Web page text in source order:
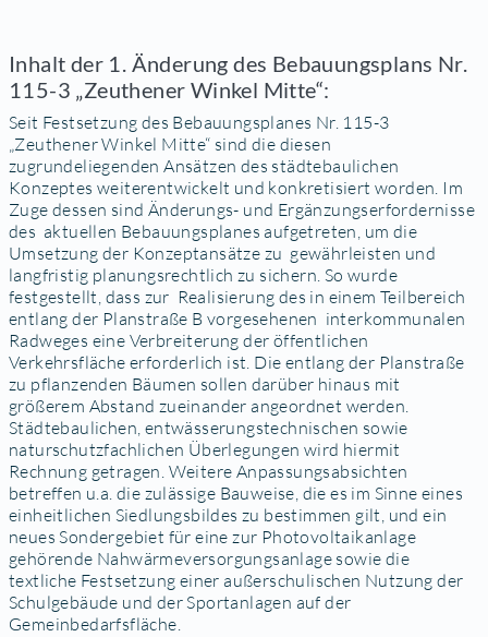
Inhalt der 1. Änderung des Bebauungsplans Nr.
115-3 „Zeuthener Winkel Mitte“:
Seit Festsetzung des Bebauungsplanes Nr. 115-3
„Zeuthener Winkel Mitte“ sind die diesen
zugrundeliegenden Ansätzen des städtebaulichen
Konzeptes weiterentwickelt und konkretisiert worden. Im
Zuge dessen sind Änderungs- und Ergänzungserfordernisse
des aktuellen Bebauungsplanes aufgetreten, um die
Umsetzung der Konzeptansätze zu gewährleisten und
langfristig planungsrechtlich zu sichern. So wurde
festgestellt, dass zur Realisierung des in einem Teilbereich
entlang der Planstraße B vorgesehenen interkommunalen
Radweges eine Verbreiterung der öffentlichen
Verkehrsfläche erforderlich ist. Die entlang der Planstraße
zu pflanzenden Bäumen sollen darüber hinaus mit
größerem Abstand zueinander angeordnet werden.
Städtebaulichen, entwässerungstechnischen sowie
naturschutzfachlichen Überlegungen wird hiermit
Rechnung getragen. Weitere Anpassungsabsichten
betreffen u.a. die zulässige Bauweise, die es im Sinne eines
einheitlichen Siedlungsbildes zu bestimmen gilt, und ein
neues Sondergebiet für eine zur Photovoltaikanlage
gehörende Nahwärmeversorgungsanlage sowie die
textliche Festsetzung einer außerschulischen Nutzung der
Schulgebäude und der Sportanlagen auf der
Gemeinbedarfsfläche.